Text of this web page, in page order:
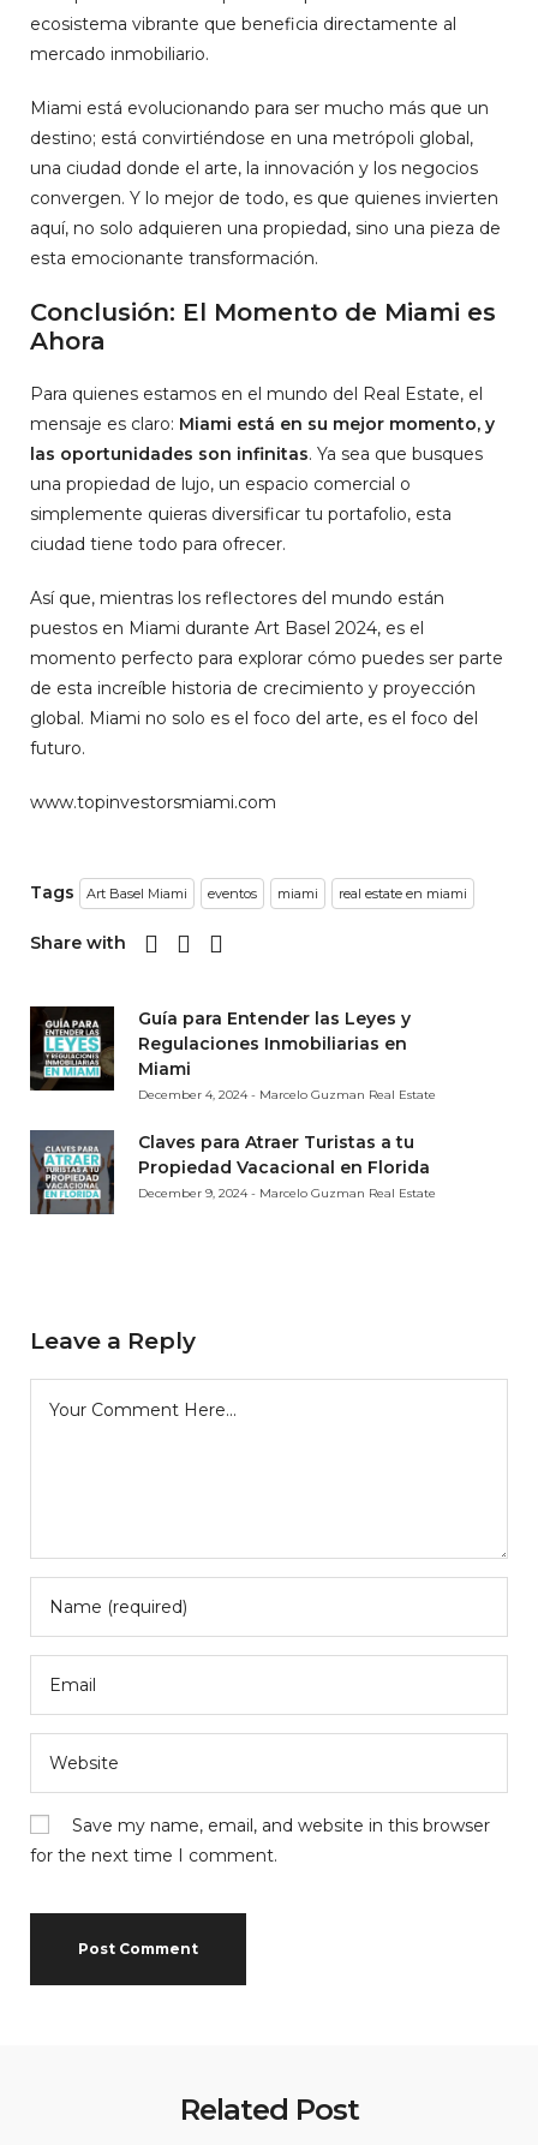
ecosistema vibrante que beneficia directamente al
mercado inmobiliario.
Miami está evolucionando para ser mucho más que un
destino; está convirtiéndose en una metrópoli global,
una ciudad donde el arte, la innovación y los negocios
convergen. Y lo mejor de todo, es que quienes invierten
aquí, no solo adquieren una propiedad, sino una pieza de
esta emocionante transformación.
Conclusión: El Momento de Miami es
Ahora
Para quienes estamos en el mundo del Real Estate, el
mensaje es claro: Miami está en su mejor momento, y
las oportunidades son infinitas. Ya sea que busques
una propiedad de lujo, un espacio comercial o
simplemente quieras diversificar tu portafolio, esta
ciudad tiene todo para ofrecer.
Así que, mientras los reflectores del mundo están
puestos en Miami durante Art Basel 2024, es el
momento perfecto para explorar cómo puedes ser parte
de esta increíble historia de crecimiento y proyección
global. Miami no solo es el foco del arte, es el foco del
futuro.
www.topinvestorsmiami.com
Tags Art Basel Miami eventos miami real estate en miami
Share with
Guía para Entender las Leyes y
Regulaciones Inmobiliarias en
Miami
December 4, 2024 - Marcelo Guzman Real Estate
Claves para Atraer Turistas a tu
Propiedad Vacacional en Florida
December 9, 2024 - Marcelo Guzman Real Estate
Leave a Reply
Save my name, email, and website in this browser
for the next time I comment.
Related Post